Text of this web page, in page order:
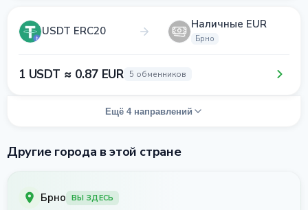
USDT ERC20 Наличные EUR
Брно
1 USDT ≈ 0.87 EUR 5 обменников
Ещё 4 направлений
Другие города в этой стране
Брно ВЫ ЗДЕСЬ